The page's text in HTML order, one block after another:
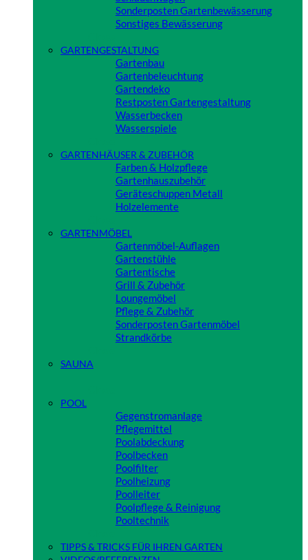
Sonderposten Gartenbewässerung
Sonstiges Bewässerung
GARTENGESTALTUNG
Gartenbau
Gartenbeleuchtung
Gartendeko
Restposten Gartengestaltung
Wasserbecken
Wasserspiele
GARTENHÄUSER & ZUBEHÖR
Farben & Holzpflege
Gartenhauszubehör
Geräteschuppen Metall
Holzelemente
GARTENMÖBEL
Gartenmöbel-Auflagen
Gartenstühle
Gartentische
Grill & Zubehör
Loungemöbel
Pflege & Zubehör
Sonderposten Gartenmöbel
Strandkörbe
SAUNA
POOL
Gegenstromanlage
Pflegemittel
Poolabdeckung
Poolbecken
Poolfilter
Poolheizung
Poolleiter
Poolpflege & Reinigung
Pooltechnik
TIPPS & TRICKS FÜR IHREN GARTEN